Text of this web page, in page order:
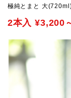
極純とまと 大
2本入 ¥3,200